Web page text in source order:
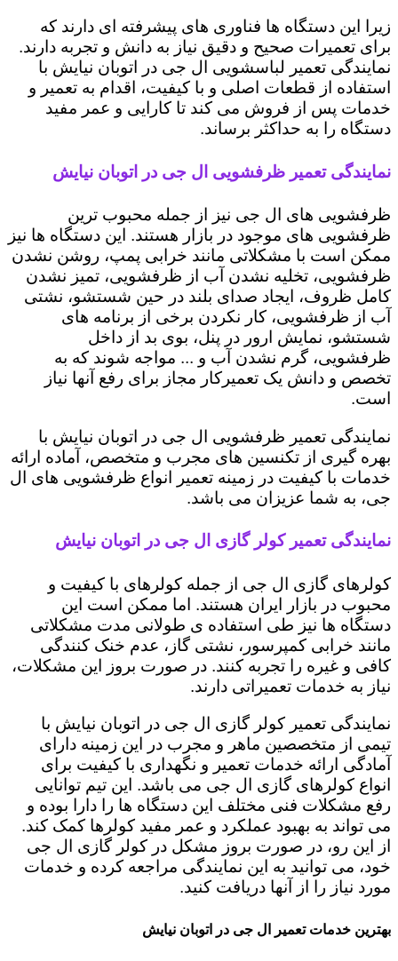
زیرا این دستگاه ها فناوری های پیشرفته ای دارند که
برای تعمیرات صحیح و دقیق نیاز به دانش و تجربه دارند.
نمایندگی تعمیر لباسشویی ال جی در اتوبان نیایش با
استفاده از قطعات اصلی و با کیفیت، اقدام به تعمیر و
خدمات پس از فروش می کند تا کارایی و عمر مفید
دستگاه را به حداکثر برساند.
نمایندگی تعمیر ظرفشویی ال جی در اتوبان نیایش
ظرفشویی های ال جی نیز از جمله محبوب ترین
ظرفشویی های موجود در بازار هستند. این دستگاه ها نیز
ممکن است با مشکلاتی مانند خرابی پمپ، روشن نشدن
ظرفشویی، تخلیه نشدن آب از ظرفشویی، تمیز نشدن
کامل ظروف، ایجاد صدای بلند در حین شستشو، نشتی
آب از ظرفشویی، کار نکردن برخی از برنامه های
شستشو، نمایش ارور در پنل، بوی بد از داخل
ظرفشویی، گرم نشدن آب و ... مواجه شوند که به
تخصص و دانش یک تعمیرکار مجاز برای رفع آنها نیاز
است.
نمایندگی تعمیر ظرفشویی ال جی در اتوبان نیایش با
بهره گیری از تکنسین های مجرب و متخصص، آماده ارائه
خدمات با کیفیت در زمینه تعمیر انواع ظرفشویی های ال
جی، به شما عزیزان می باشد.
نمایندگی تعمیر کولر گازی ال جی در اتوبان نیایش
کولرهای گازی ال جی از جمله کولرهای با کیفیت و
محبوب در بازار ایران هستند. اما ممکن است این
دستگاه ها نیز طی استفاده ی طولانی مدت مشکلاتی
مانند خرابی کمپرسور، نشتی گاز، عدم خنک کنندگی
کافی و غیره را تجربه کنند. در صورت بروز این مشکلات،
نیاز به خدمات تعمیراتی دارند.
نمایندگی تعمیر کولر گازی ال جی در اتوبان نیایش با
تیمی از متخصصین ماهر و مجرب در این زمینه دارای
آمادگی ارائه خدمات تعمیر و نگهداری با کیفیت برای
انواع کولرهای گازی ال جی می باشد. این تیم توانایی
رفع مشکلات فنی مختلف این دستگاه ها را دارا بوده و
می تواند به بهبود عملکرد و عمر مفید کولرها کمک کند.
از این رو، در صورت بروز مشکل در کولر گازی ال جی
خود، می توانید به این نمایندگی مراجعه کرده و خدمات
مورد نیاز را از آنها دریافت کنید.
بهترین خدمات تعمیر ال جی در اتوبان نیایش